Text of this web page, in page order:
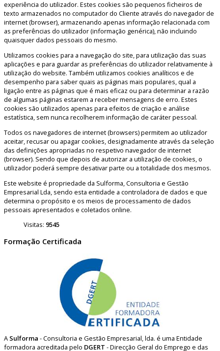
experiência do utilizador. Estes cookies são pequenos ficheiros de
texto armazenados no computador do Cliente através do navegador de
internet (browser), armazenando apenas informação relacionada com
as preferências do utilizador (informação genérica), não incluindo
quaisquer dados pessoais do mesmo.
Utilizamos cookies para a navegação do site, para utilização das suas
aplicações e para guardar as preferências do utilizador relativamente à
utilização do website. Também utilizamos cookies analíticos e de
desempenho para saber quais as páginas mais populares, qual a
ligação entre as páginas que é mais eficaz ou para determinar a razão
de algumas páginas estarem a receber mensagens de erro. Estes
cookies são utilizados apenas para efeitos de criação e análise
estatística, sem nunca recolherem informação de caráter pessoal.
Todos os navegadores de internet (browsers) permitem ao utilizador
aceitar, recusar ou apagar cookies, designadamente através da seleção
das definições apropriadas no respetivo navegador de internet
(browser). Sendo que depois de autorizar a utilização de cookies, o
utilizador poderá sempre desativar parte ou a totalidade dos mesmos.
Este website é propriedade da Sulforma, Consultoria e Gestão
Empresarial Lda, sendo esta entidade a controladora de dados e que
determina o propósito e os meios de processamento de dados
pessoais apresentados e coletados online.
Visitas: 9545
Formação Certificada
A Sulforma - Consultoria e Gestão Empresarial, lda. é uma Entidade
formadora acreditada pelo DGERT - Direcção Geral do Emprego e das